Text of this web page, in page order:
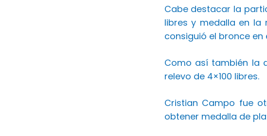
Cabe destacar la
libres y medalla en la
consiguió el bronce en
Como así también la
relevo de 4×100 libres.
Cristian Campo fue
obtener medalla de